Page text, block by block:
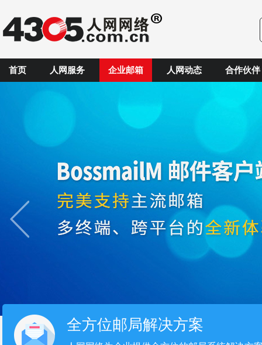
首页 人网服务 企业邮箱 人网动态 合作伙伴
全方位邮局解决方案